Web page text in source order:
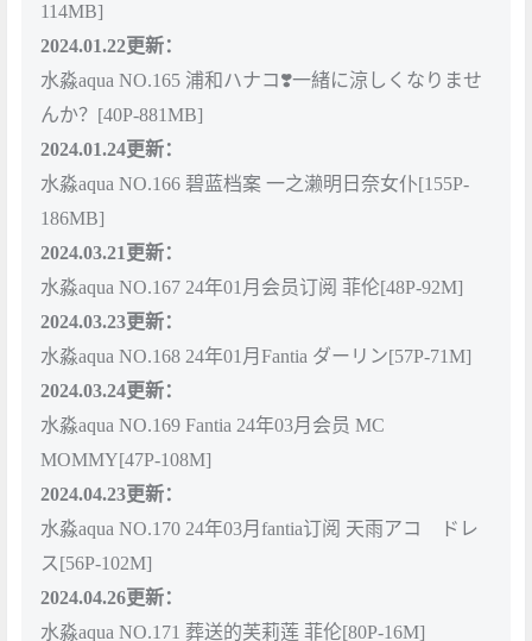
114MB]
2024.01.22更新：
水淼aqua NO.165 浦和ハナコ❣️一緒に涼しくなりませ
んか？[40P-881MB]
2024.01.24更新：
水淼aqua NO.166 碧蓝档案 一之濑明日奈女仆[155P-
186MB]
2024.03.21更新：
水淼aqua NO.167 24年01月会员订阅 菲伦[48P-92M]
2024.03.23更新：
水淼aqua NO.168 24年01月Fantia ダーリン[57P-71M]
2024.03.24更新：
水淼aqua NO.169 Fantia 24年03月会员 MC
MOMMY[47P-108M]
2024.04.23更新：
水淼aqua NO.170 24年03月fantia订阅 天雨アコ ドレ
ス[56P-102M]
2024.04.26更新：
水淼aqua NO.171 葬送的芙莉莲 菲伦[80P-16M]